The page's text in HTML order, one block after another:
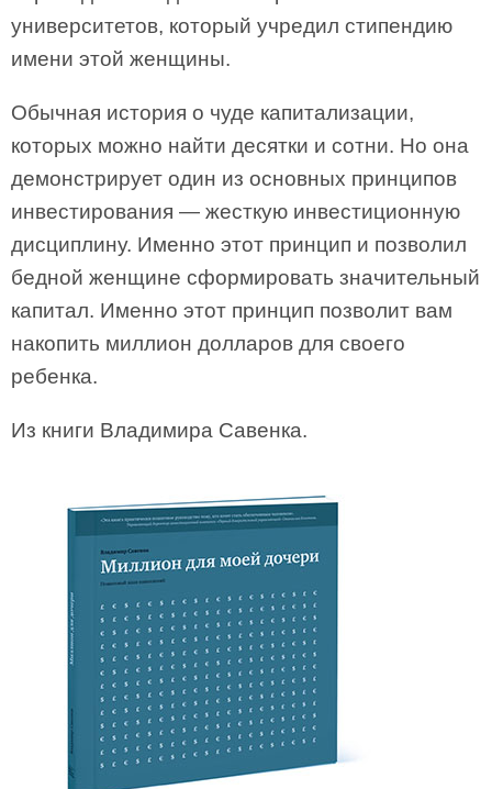
университетов, который учредил стипендию
имени этой женщины.
Обычная история о чуде капитализации,
которых можно найти десятки и сотни. Но она
демонстрирует один из основных принципов
инвестирования — жесткую инвестиционную
дисциплину. Именно этот принцип и позволил
бедной женщине сформировать значительный
капитал. Именно этот принцип позволит вам
накопить миллион долларов для своего
ребенка.
Из книги Владимира Савенка.